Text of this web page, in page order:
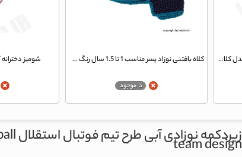
لباس پسرانه زیردکمه کلاه دار بیبی وان مدل کلاسیک سرمه ای کلاه بافتنی نوزاد پسر مناسب 1 تا 1.5 سال رنگ سرمه ای-آبی شومیز
زیردکمه نوزادی آبی طرح تیم فوتبال استقلال
team design